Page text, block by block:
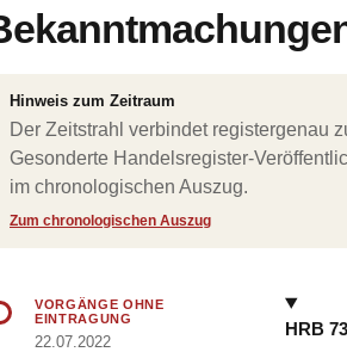
Hinweis zum Zeitraum
Der Zeitstrahl verbindet registergenau
Gesonderte Handelsregister-
im chronologischen Auszug.
Zum chronologischen Auszug
VORGÄNGE OHNE
EINTRAGUNG
22.07.2022
HRB